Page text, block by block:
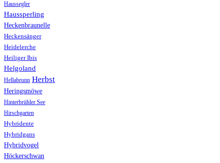
Haussegler
Haussperling
Heckenbraunelle
Heckensänger
Heidelerche
Heiliger Ibis
Helgoland
Hellabrunn Herbst
Heringsmöwe
Hinterbrühler See
Hirschgarten
Hybridente
Hybridgans
Hybridvogel
Höckerschwan